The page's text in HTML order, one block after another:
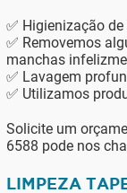
✅ Higienização de
✅ Removemos
manchas
✅ Lavagem
✅ Utilizamos
Solicite um
6588 pode nos
LIMPEZA